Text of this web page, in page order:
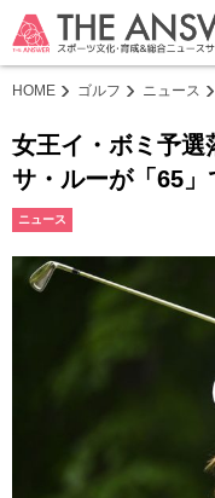
HOME ゴルフ ニュース
女王イ・ボミ予
サ・ルーが「65
ニュース